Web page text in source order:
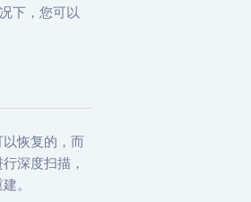
下，您可以
恢复的，而
深度扫描，
。